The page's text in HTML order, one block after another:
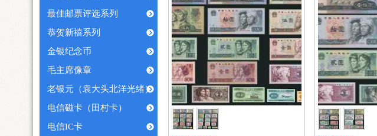
最佳邮票评选系列
恭贺新禧系列
金银纪念币
毛主席像章
老银元（袁大头北洋光绪）
电信磁卡（田村卡）
电信IC卡